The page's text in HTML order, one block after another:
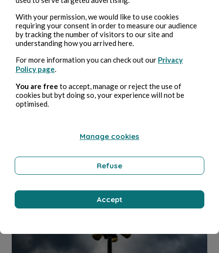
3 ago 20261 minuti di lettura
With your permission, we would like to use cookies
requiring your consent in order to measure our audience
by tracking the number of visitors to our site and
understanding how you arrived here.
For more information you can check out our Privacy
Policy page
You are free to accept, manage or reject the use of
cookies but byt doing so, your experience will not be
optimised.
Manage cookies
Refuse
Accept